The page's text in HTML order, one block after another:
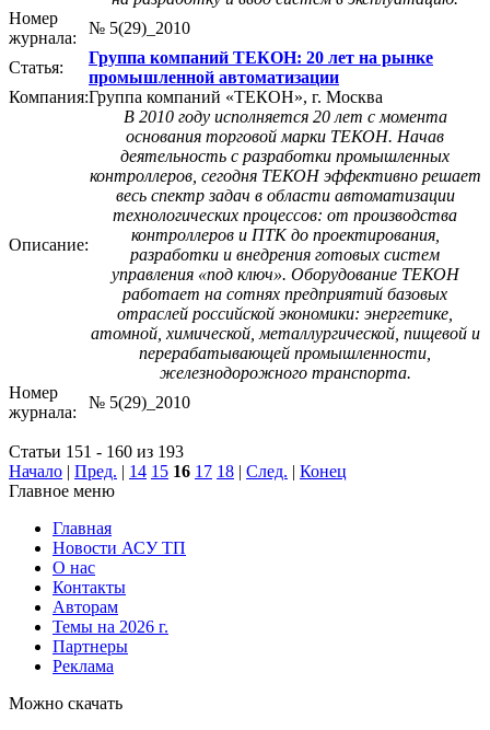
Номер
журнала:
№ 5(29)_2010
Статья:
Группа компаний ТЕКОН: 20 лет на рынке
промышленной автоматизации
Компания:Группа компаний «ТЕКОН», г. Москва
Описание:
В 2010 году исполняется 20 лет с момента
основания торговой марки ­ТЕКОН. Начав
деятельность с разработки промышленных
контроллеров, сегодня ТЕКОН эффективно решает
весь спектр задач в области автоматизации
технологических процессов: от производства
контроллеров и ПТК до проектирования,
разработки и внедрения готовых систем
управления «под ключ». Оборудование ТЕКОН
работает на сотнях предприятий базовых
отраслей российской экономики: энергетике,
атомной, химической, металлургической, пищевой и
перерабатывающей промышленности,
железнодорожного транспорта.
Номер
журнала:
№ 5(29)_2010
Статьи 151 - 160 из 193
Начало | Пред. | 14 15 16 17 18 | След. | Конец
Главное меню
Главная
Новости АСУ ТП
О нас
Контакты
Авторам
Темы на 2026 г.
Партнеры
Реклама
Можно скачать